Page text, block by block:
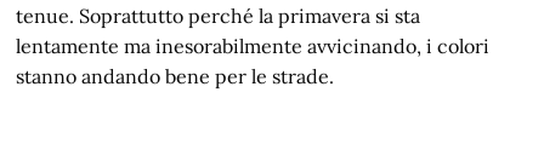
tenue. Soprattutto perché la primavera si sta
lentamente ma inesorabilmente avvicinando, i colori
stanno andando bene per le strade.